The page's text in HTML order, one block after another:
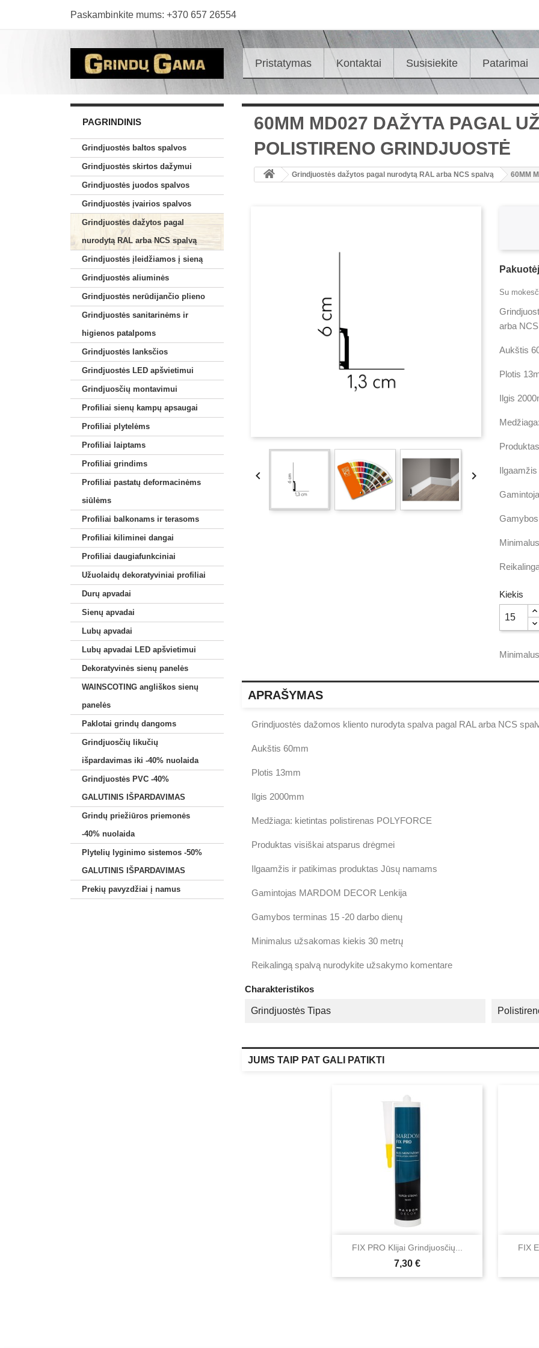
Paskambinkite mums: +370 657 26554
Pristatymas Kontaktai Susisiekite Patarimai
PAGRINDINIS
Grindjuostės baltos spalvos
Grindjuostės skirtos dažymui
Grindjuostės juodos spalvos
Grindjuostės įvairios spalvos
Grindjuostės dažytos pagal
nurodytą RAL arba NCS spalvą
Grindjuostės įleidžiamos į sieną
Grindjuostės aliuminės
Grindjuostės nerūdijančio plieno
Grindjuostės sanitarinėms ir
higienos patalpoms
Grindjuostės lanksčios
Grindjuostės LED apšvietimui
Grindjuosčių montavimui
Profiliai sienų kampų apsaugai
Profiliai plytelėms
Profiliai laiptams
Profiliai grindims
Profiliai pastatų deformacinėms
siūlėms
Profiliai balkonams ir terasoms
Profiliai kiliminei dangai
Profiliai daugiafunkciniai
Užuolaidų dekoratyviniai profiliai
Durų apvadai
Sienų apvadai
Lubų apvadai
Lubų apvadai LED apšvietimui
Dekoratyvinės sienų panelės
WAINSCOTING angliškos sienų
panelės
Paklotai grindų dangoms
Grindjuosčių likučių
išpardavimas iki -40% nuolaida
Grindjuostės PVC -40%
GALUTINIS IŠPARDAVIMAS
Grindų priežiūros priemonės
-40% nuolaida
Plytelių lyginimo sistemos -50%
GALUTINIS IŠPARDAVIMAS
Prekių pavyzdžiai į namus
60MM MD027 DAŽYTA PAGAL
POLISTIRENO GRINDJUOSTĖ
Grindjuostės dažytos pagal nurodytą RAL arba NCS spalvą 60MM
 
Su
arba
Aukštis
Plotis
Ilgis
Kiekis
APRAŠYMAS
Grindjuostės dažomos kliento nurodyta spalva pagal RAL arba NCS
Aukštis 60mm
Plotis 13mm
Ilgis 2000mm
Medžiaga: kietintas polistirenas POLYFORCE
Produktas visiškai atsparus drėgmei
Ilgaamžis ir patikimas produktas Jūsų namams
Gamintojas MARDOM DECOR Lenkija
Gamybos terminas 15 -20 darbo dienų
Minimalus užsakomas kiekis 30 metrų
Reikalingą spalvą nurodykite užsakymo komentare
Charakteristikos
Grindjuostės Tipas
JUMS TAIP PAT GALI PATIKTI
FIX PRO Klijai Grindjuosčių...
Kaina
7,30 €
Greita peržiūra FIX